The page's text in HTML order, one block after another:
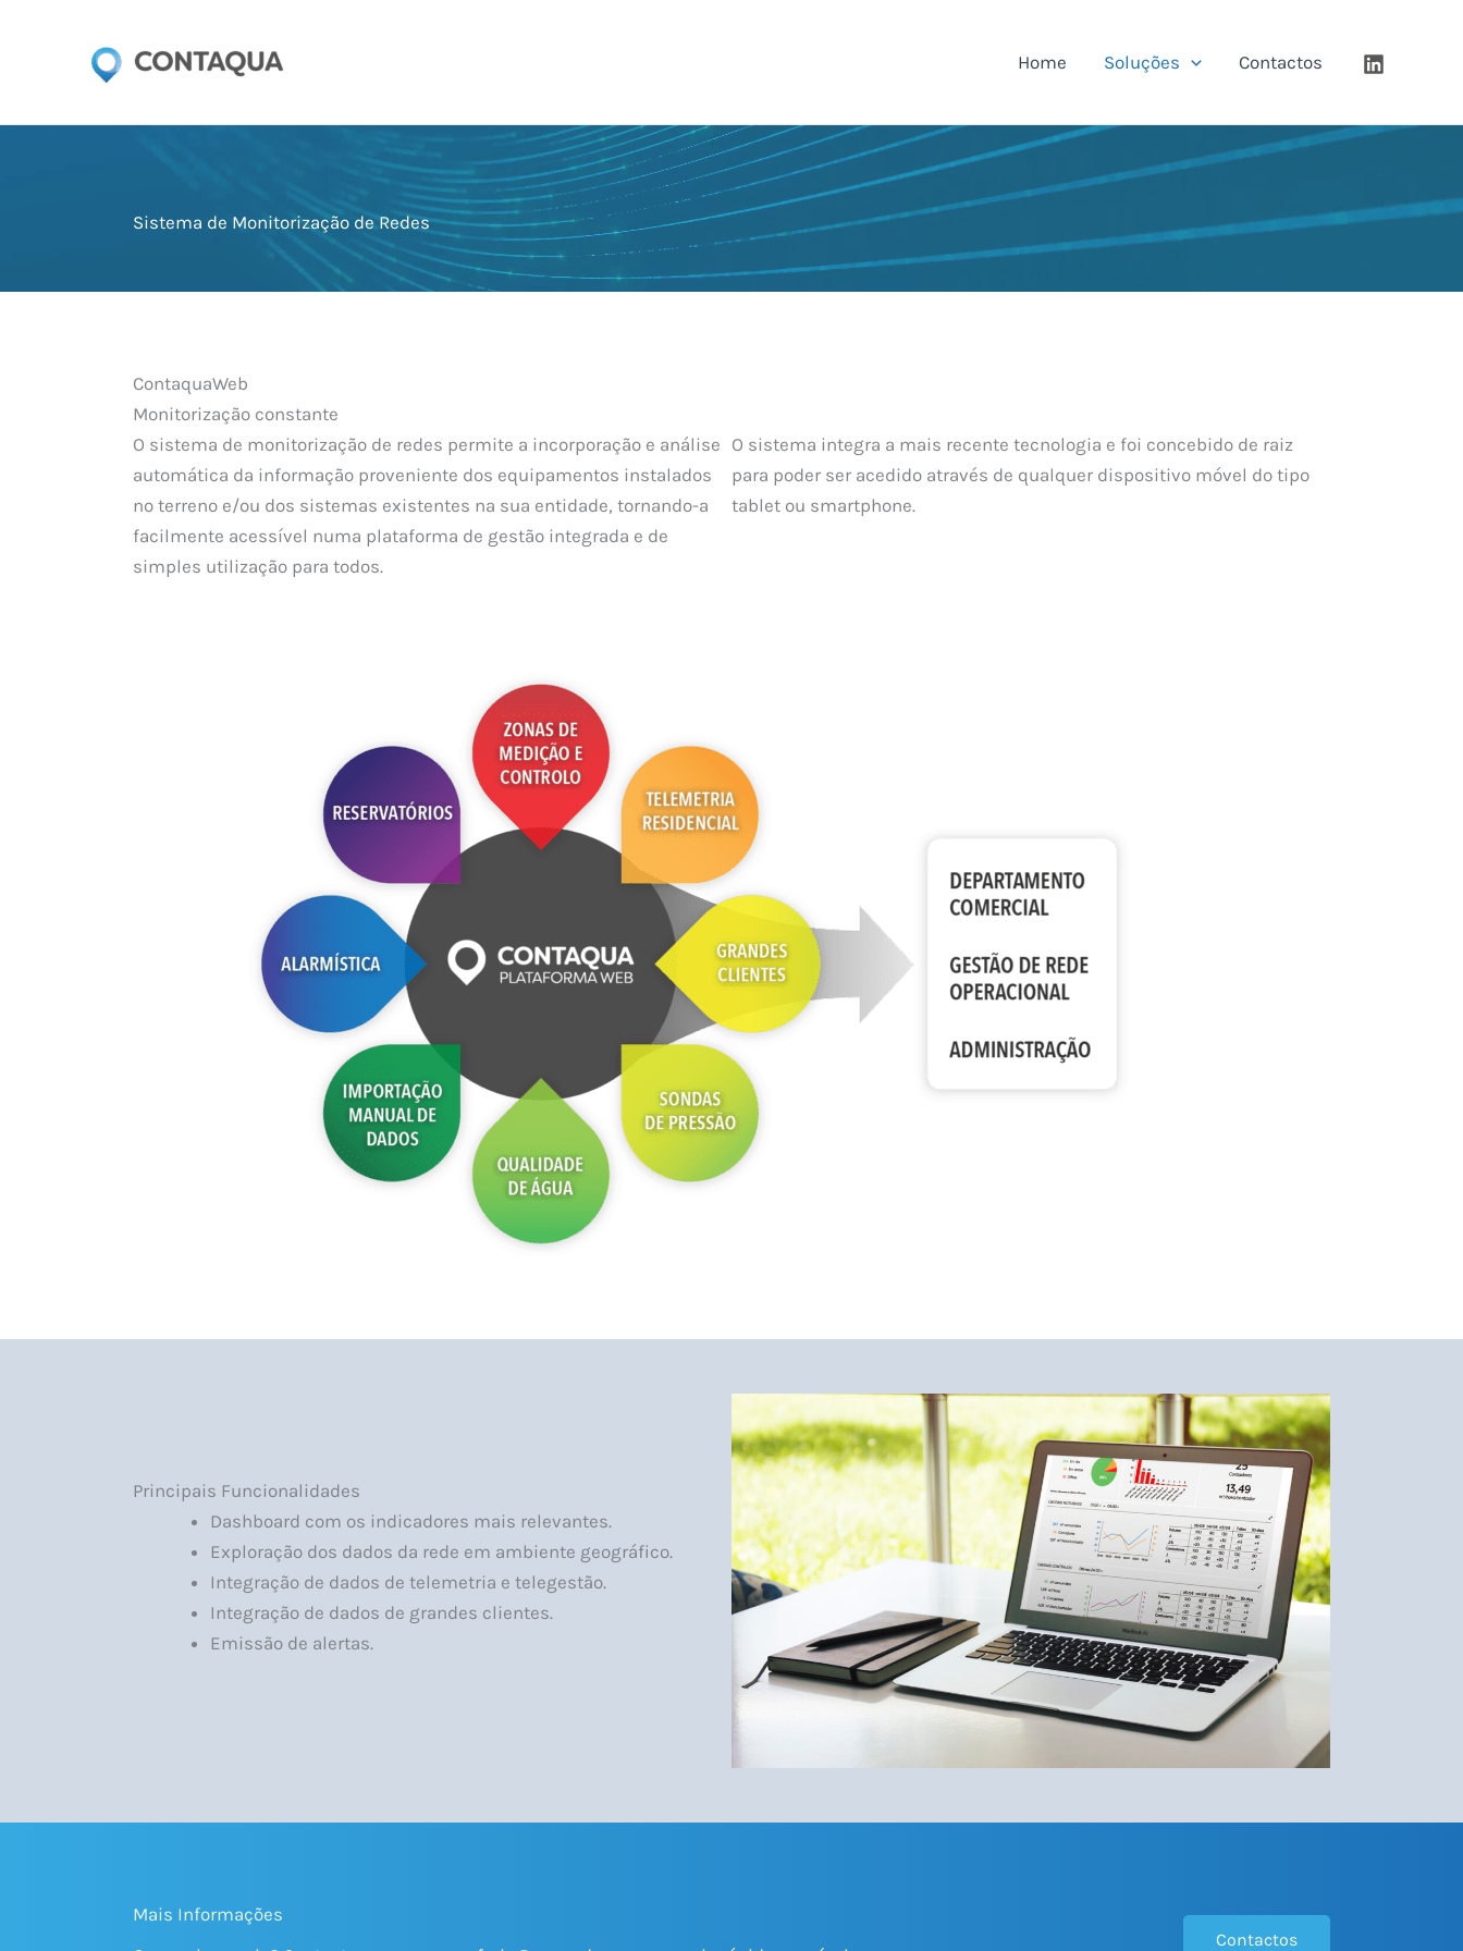
Home Soluções Contactos
Sistema de Monitorização de Redes
ContaquaWeb
Monitorização constante
O sistema de monitorização de redes permite a incorporação e análise
automática da informação proveniente dos equipamentos instalados
no terreno e/ou dos sistemas existentes na sua entidade, tornando-a
facilmente acessível numa plataforma de gestão integrada e de
simples utilização para todos.
O sistema integra a mais recente tecnologia e foi concebido de raiz
para poder ser acedido através de qualquer dispositivo móvel do tipo
tablet ou smartphone.
Principais Funcionalidades
Dashboard com os indicadores mais relevantes.
Exploração dos dados da rede em ambiente geográfico.
Integração de dados de telemetria e telegestão.
Integração de dados de grandes clientes.
Emissão de alertas.
Mais Informações
Contactos